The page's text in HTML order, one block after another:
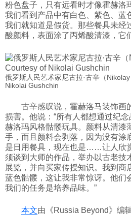
粉色盘子，只有远看时才像霍赫洛
我们看到产品中有白色、紫色、蓝
我们就知道是假货。那些餐具未经
酸颜料，表面涂了丙烯酸清漆，它
俄罗斯人民艺术家尼古拉·古辛（
Nikolai Gushchin
古辛感叹说，霍赫洛马装饰画
损害。他说：“所有人都想通过纪
赫洛玛风格骷髅玩具。颜料从清漆
手，而且颜料会剥落，因为没有涂
是日用餐具，现在也是……让人欣
须谈到大师的作品，举办以古老技
展览，并向买家传授知识。我到商
蓝色骷髅，这让我非常惊讶。他们
我们的任务是培养品味。”
本文由《Russia Beyond》编